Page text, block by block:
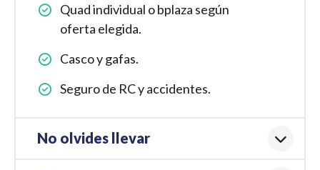
Quad individual o bplaza según
oferta elegida.
Casco y gafas.
Seguro de RC y accidentes.
No olvides llevar